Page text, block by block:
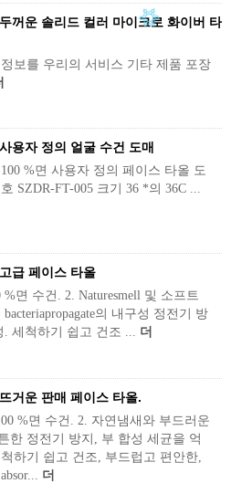
꺼운 솔리드 컬러 마이크로 화이버 타
보를 우리의 서비스 기타 제품 포장
용자 정의 얼굴 수건 도매
%면 사용자 정의 페이스 타올 도
SZDR-FT-005 크기 36 *의 36C ...
급 페이스 타올
%면 수건. 2. Naturesmell 및 소프트
의 내구성 정전기 방
. 세척하기 쉽고 건조 ... 더
거운 판매 페이스 타올.
%면 수건. 2. 자연냄새와 부드러운
한 정전기 방지, 부 합성 세균을 억
하기 쉽고 건조, 부드럽고 편안한,
더